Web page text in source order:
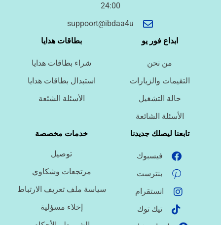
24:00
suppoort@ibdaa4u
ابداع فور يو
من نحن
التقيمات والزيارات
حالة التشغيل
الأسئلة الشائعة
بطاقات هدايا
شراء بطاقات هدايا
استبدال بطاقات هدايا
الأسئلة الشئعة
تابعنا ليصلك جديدنا
فيسبوك
بنترست
انستقرام
تيك توك
خدمات مخصصة
توصيل
مرتجعات وشكاوي
سياسة ملف تعريف الارتباط
إخلاء مسؤلية
ما نوع الملف؟
ما درجة الاستعجال؟
هل تحتاج تنسيقًا أو توثيق مراجع؟